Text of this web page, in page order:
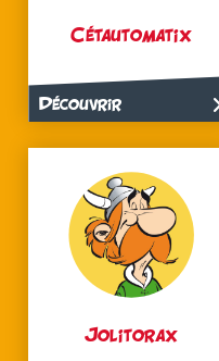
Cétautomatix
Découvrir
Jolitorax